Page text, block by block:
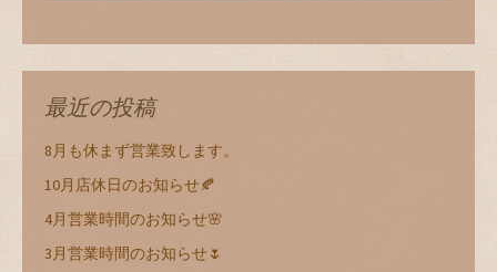
最近の投稿
8月も休まず営業致します。
10月店休日のお知らせ🍂
4月営業時間のお知らせ🌸
3月営業時間のお知らせ🌷